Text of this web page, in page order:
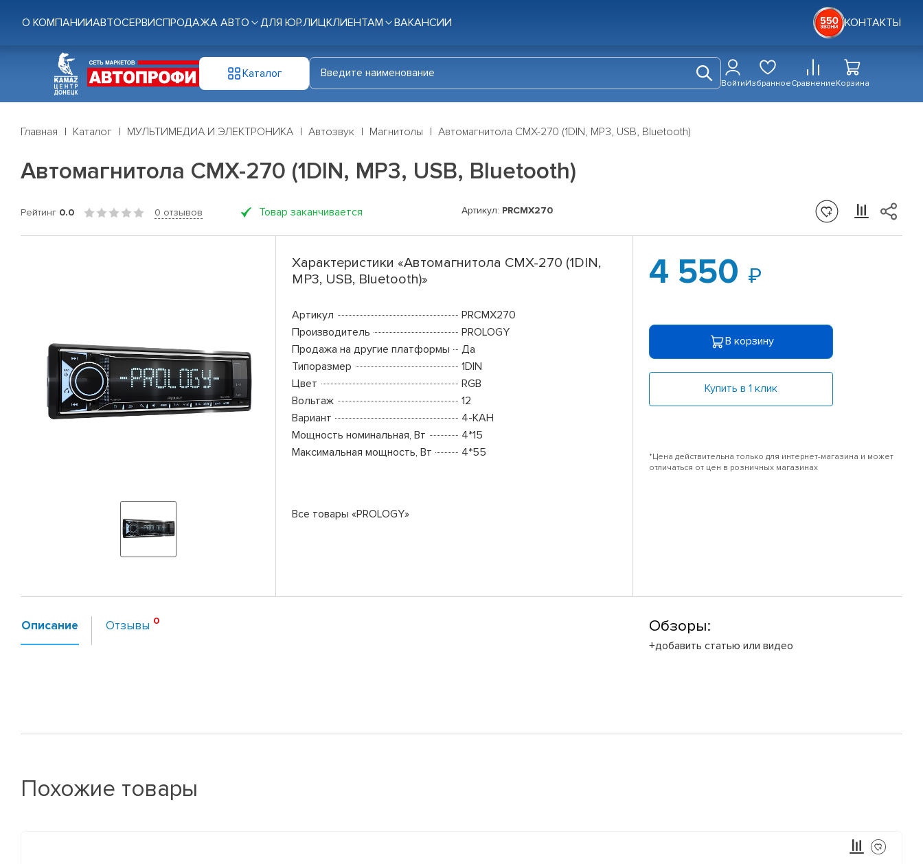
О КОМПАНИИАВТОСЕРВИСПРОДАЖА АВТО ДЛЯ ЮР.ЛИЦКЛИЕНТАМ ВАКАНСИИ КОНТАКТЫ
Каталог
ВойтиИзбранноеСравнениеКорзина
Главная Каталог МУЛЬТИМЕДИА И ЭЛЕКТРОНИКА Автозвук Магнитолы Автомагнитола CMX-270 (1DIN, MP3, USB, Bluetooth)
Автомагнитола CMX-270 (1DIN, MP3, USB, Bluetooth)
Рейтинг 0.0 0 отзывов Товар заканчивается Артикул: PRCMX270
Характеристики «Автомагнитола CMX-270 (1DIN,
MP3, USB, Bluetooth)»
Артикул
PRCMX270
Производитель
PROLOGY
Продажа на другие платформы
Да
Типоразмер
1DIN
Цвет
RGB
Вольтаж
12
Вариант
4-КАН
Мощность номинальная, Вт
4*15
Максимальная мощность, Вт
4*55
Все товары «PROLOGY»
4 550
В корзину
Купить в 1 клик
*Цена действительна только для интернет-магазина и может
отличаться от цен в розничных магазинах
Описание Отзывы Обзоры:
+добавить статью или видео
Похожие товары